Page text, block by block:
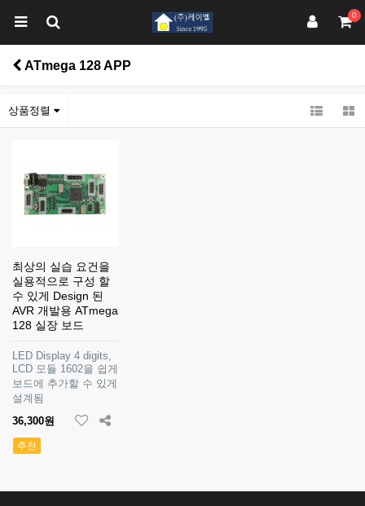
0
ATmega 128 APP
상품정렬
최상의 실습 요건을
실용적으로 구성 할
수 있게 Design 된
AVR 개발용 ATmega
128 실장 보드
LED Display 4 digits,
LCD 모듈 1602을 쉽게
보드에 추가할 수 있게
설계됨
36,300원
추천